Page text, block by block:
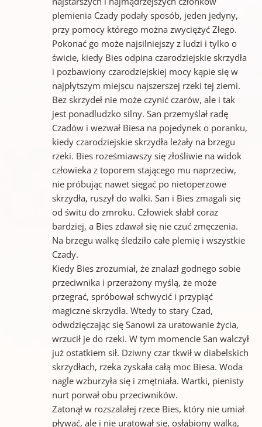
plemienia Czady podały sposób, jeden jedyny,
przy pomocy którego można zwyciężyć Złego.
Pokonać go może najsilniejszy z ludzi i tylko o
świcie, kiedy Bies odpina czarodziejskie skrzydła
i pozbawiony czarodziejskiej mocy kąpie się w
najpłytszym miejscu najszerszej rzeki tej ziemi.
Bez skrzydeł nie może czynić czarów, ale i tak
jest ponadludzko silny. San przemyślał radę
Czadów i wezwał Biesa na pojedynek o poranku,
kiedy czarodziejskie skrzydła leżały na brzegu
rzeki. Bies roześmiawszy się złośliwie na widok
człowieka z toporem stającego mu naprzeciw,
nie próbując nawet sięgać po nietoperzowe
skrzydła, ruszył do walki. San i Bies zmagali się
od świtu do zmroku. Człowiek słabł coraz
bardziej, a Bies zdawał się nie czuć zmęczenia.
Na brzegu walkę śledziło całe plemię i wszystkie
Czady.
Kiedy Bies zrozumiał, że znalazł godnego sobie
przeciwnika i przerażony myślą, że może
przegrać, spróbował schwycić i przypiąć
magiczne skrzydła. Wtedy to stary Czad,
odwdzięczając się Sanowi za uratowanie życia,
wrzucił je do rzeki. W tym momencie San walczył
już ostatkiem sił. Dziwny czar tkwił w diabelskich
skrzydłach, rzeka zyskała całą moc Biesa. Woda
nagle wzburzyła się i zmętniała. Wartki, pienisty
nurt porwał obu przeciwników.
Zatonął w rozszalałej rzece Bies, który nie umiał
pływać, ale i nie uratował się, osłabiony walką,